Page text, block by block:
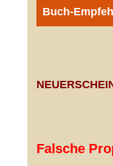
Buch-
Falsche